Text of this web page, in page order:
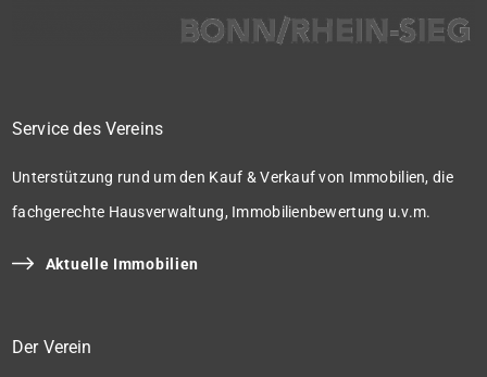
Der Verein
Service des Vereins
Unterstützung rund um den Kauf & Verkauf von Immobilien, die
fachgerechte Hausverwaltung, Immobilienbewertung u.v.m.
Aktuelle Immobilien